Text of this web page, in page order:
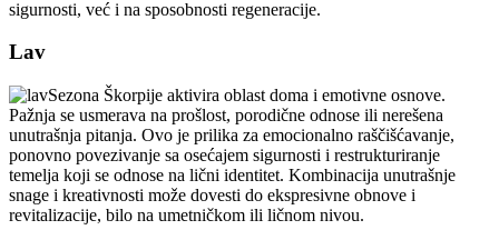
sigurnosti, već i na sposobnosti regeneracije.
Lav
Sezona Škorpije aktivira oblast doma i emotivne osnove.
Pažnja se usmerava na prošlost, porodične odnose ili nerešena
unutrašnja pitanja. Ovo je prilika za emocionalno raščišćavanje,
ponovno povezivanje sa osećajem sigurnosti i restrukturiranje
temelja koji se odnose na lični identitet. Kombinacija unutrašnje
snage i kreativnosti može dovesti do ekspresivne obnove i
revitalizacije, bilo na umetničkom ili ličnom nivou.